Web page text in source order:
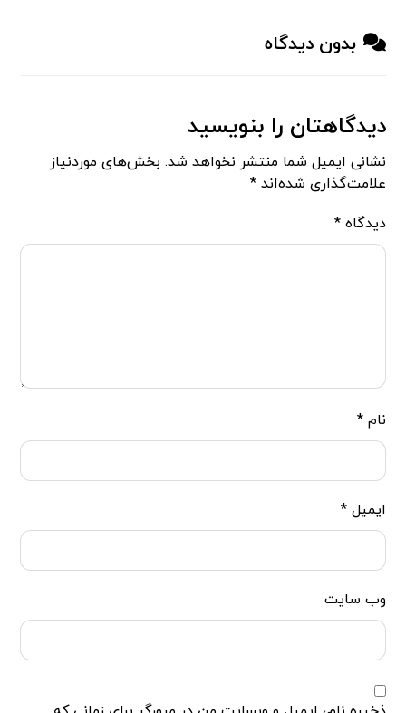
بدون دیدگاه
دیدگاهتان را بنویسید
نشانی ایمیل شما منتشر نخواهد شد. بخش‌های موردنیاز
علامت‌گذاری شده‌اند*
دیدگاه*
نام*
ایمیل*
وب‌ سایت